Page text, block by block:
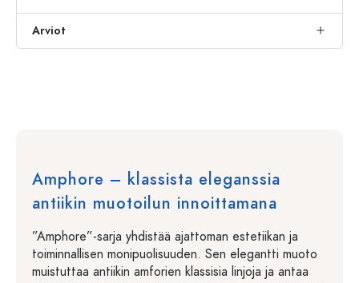
Arviot
Amphore – klassista eleganssia
antiikin muotoilun innoittamana
”Amphore”-sarja yhdistää ajattoman estetiikan ja
toiminnallisen monipuolisuuden. Sen elegantti muoto
muistuttaa antiikin amforien klassisia linjoja ja antaa